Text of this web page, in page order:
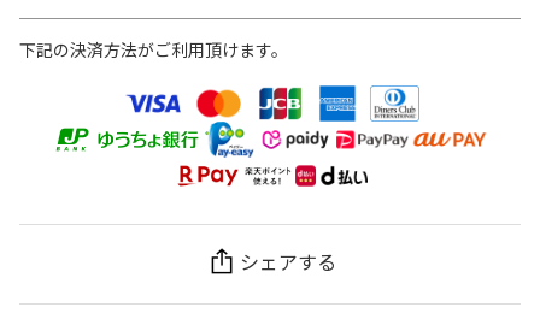
下記の決済方法がご利用頂けます。
シェアする